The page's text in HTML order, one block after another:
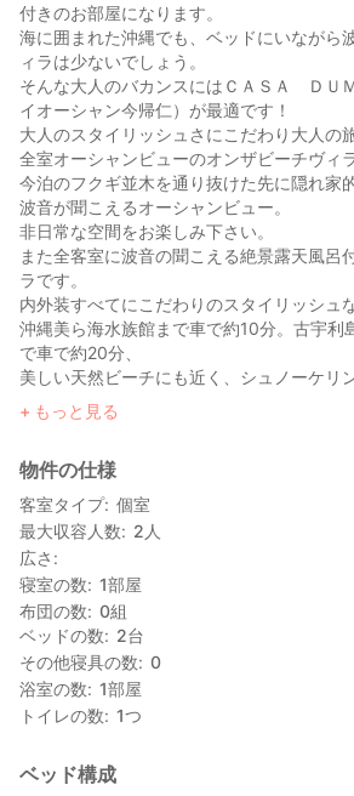
付きのお部屋になります。
海に囲まれた沖縄でも、ベッドにいながら
ィラは少ないでしょう。
そんな大人のバカンスにはＣＡＳＡ ＤＵ
イオーシャン今帰仁）が最適です！
大人のスタイリッシュさにこだわり大人の
全室オーシャンビューのオンザビーチヴィ
今泊のフクギ並木を通り抜けた先に隠れ家
波音が聞こえるオーシャンビュー。
非日常な空間をお楽しみ下さい。
また全客室に波音の聞こえる絶景露天風呂
ラです。
内外装すべてにこだわりのスタイリッシュ
沖縄美ら海水族館まで車で約10分。古宇利
で車で約20分、
美しい天然ビーチにも近く、シュノーケリ
光にも便利な立地で「世界遺産今帰仁城跡
す。
もっと見る
物件の仕様
客室タイプ 個室
最大収容人数
2 人
広さ
寝室の数
1部屋
布団の数
0組
ベッドの数
2台
その他寝具の数
0
浴室の数
1部屋
トイレの数
1つ
ベッド構成